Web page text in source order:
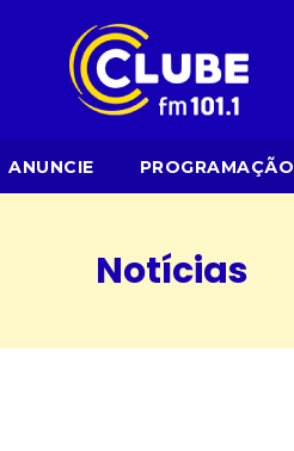
ANUNCIE PROGRAMAÇÃO
Notícias